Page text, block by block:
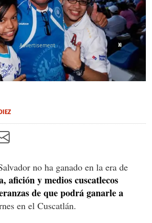
X
no ha ganado en la era de
afición y medios cuscatlecos
de que podrá ganarle a
en el Cuscatlán.